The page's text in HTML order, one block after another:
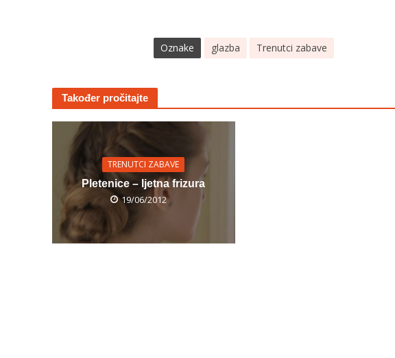
Oznake glazba Trenutci zabave
Također pročitajte
TRENUTCI ZABAVE
Pletenice – ljetna frizura
19/06/2012